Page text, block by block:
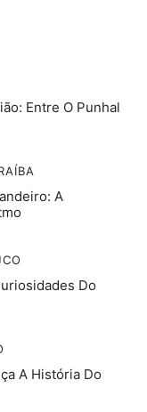
Entre O Punhal
A
Do
A História Do